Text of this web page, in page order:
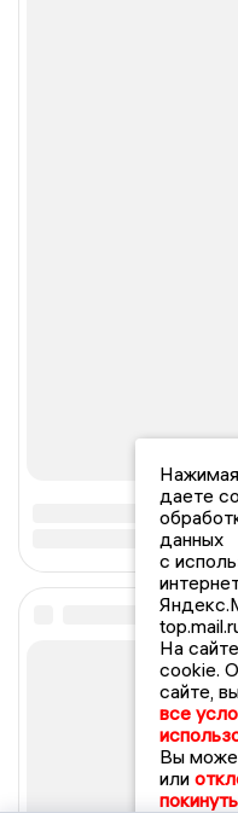
даете
данных
с
На
cookie.
сайте,
все
Вы
или